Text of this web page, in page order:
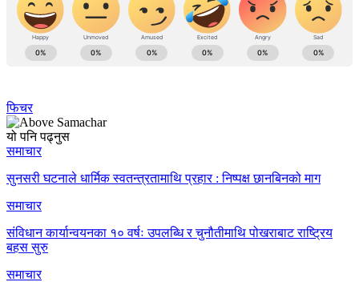
फिचर
यो पनि पढ्नुस
समाचार
सुनसरी घटनाले धार्मिक स्वतन्त्रतामाथि प्रहार : निष्पक्ष छानबिनको माग
समाचार
संविधान कार्यान्वयनका १० वर्षः उपलब्धि र चुनौतीमाथि पोखराबाट राष्ट्रिय
बहस सुरु
समाचार